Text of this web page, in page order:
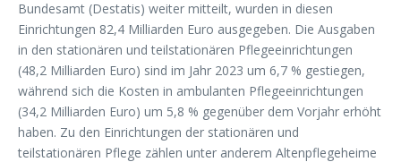
Bundesamt (Destatis) weiter mitteilt, wurden in diesen
Einrichtungen 82,4 Milliarden Euro ausgegeben. Die Ausgaben
in den stationären und teilstationären Pflegeeinrichtungen
(48,2 Milliarden Euro) sind im Jahr 2023 um 6,7 % gestiegen,
während sich die Kosten in ambulanten Pflegeeinrichtungen
(34,2 Milliarden Euro) um 5,8 % gegenüber dem Vorjahr erhöht
haben. Zu den Einrichtungen der stationären und
teilstationären Pflege zählen unter anderem Altenpflegeheime